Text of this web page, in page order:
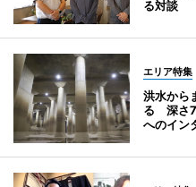
る対談
エリア特集
洪水から
る 深さ
へのイン